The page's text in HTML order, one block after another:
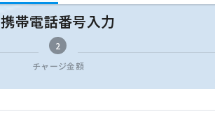
携帯電話番号入力
2
チャージ金額